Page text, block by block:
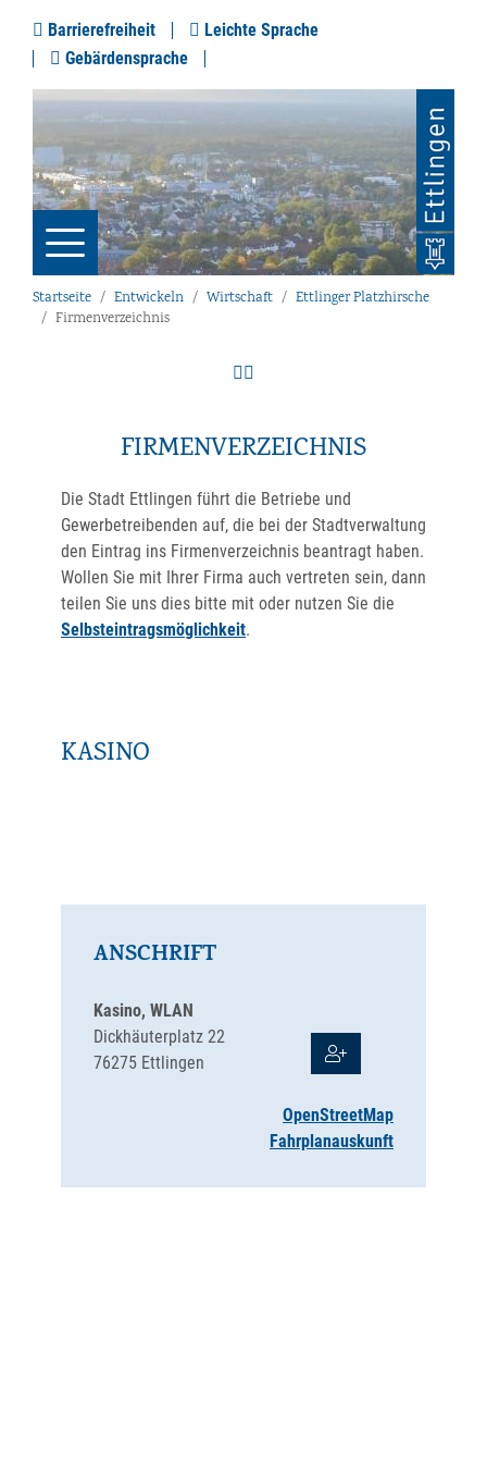
Barrierefreiheit
Leichte Sprache
Gebärdensprache
Startseite Entwickeln Wirtschaft
Ettlinger Platzhirsche
Firmenverzeichnis
FIRMENVERZEICHNIS
Die Stadt Ettlingen führt die Betriebe und
Gewerbetreibenden auf, die bei der Stadtverwaltung
den Eintrag ins Firmenverzeichnis beantragt haben.
Wollen Sie mit Ihrer Firma auch vertreten sein, dann
teilen Sie uns dies bitte mit oder nutzen Sie die
Selbsteintragsmöglichkeit.
KASINO
ANSCHRIFT
Kasino, WLAN
Dickhäuterplatz 22
76275 Ettlingen
OpenStreetMap
Fahrplanauskunft